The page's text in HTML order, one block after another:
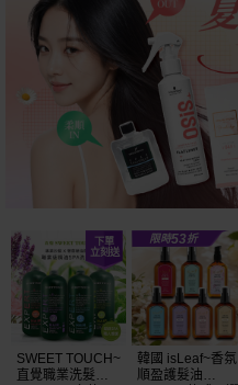
SWEET TOUCH~
直覺職業洗髮精
韓國 isLeaf~香氛
順盈護髮油